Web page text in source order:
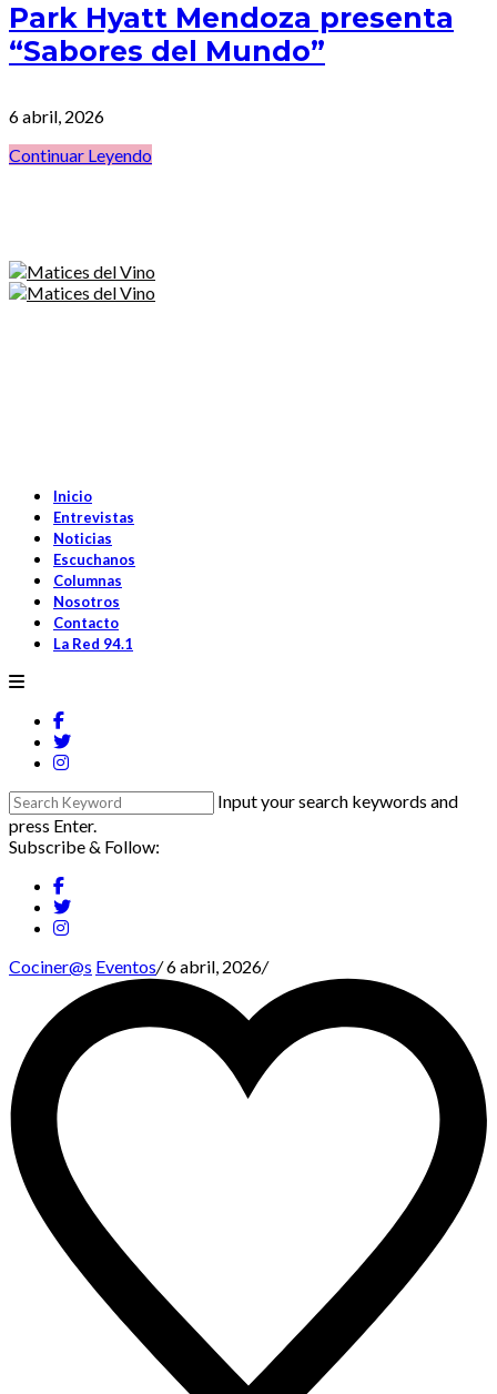
Park Hyatt Mendoza presenta
“Sabores del Mundo”
6 abril, 2026
Continuar Leyendo
Inicio
Entrevistas
Noticias
Escuchanos
Columnas
Nosotros
Contacto
La Red 94.1
Input your search keywords and
press Enter.
Subscribe & Follow:
Cociner@s Eventos/6 abril, 2026/